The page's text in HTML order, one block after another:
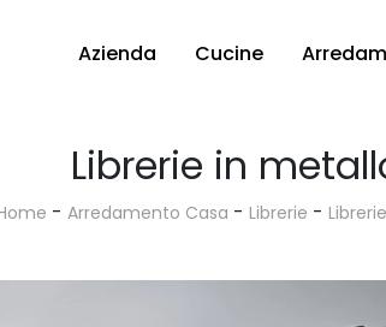
Azienda Cucine
Librerie in
- Arredamento Casa - Librerie -